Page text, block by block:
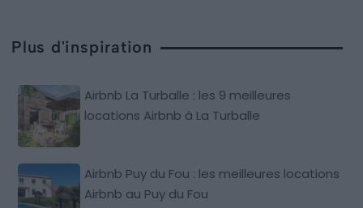
Plus d'inspiration
Airbnb La Turballe : les 9 meilleures
locations Airbnb à La Turballe
Airbnb Puy du Fou : les meilleures locations
Airbnb au Puy du Fou